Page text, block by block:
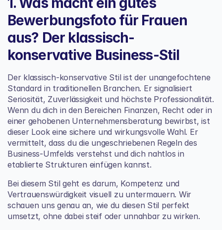
Bewerbungsfoto für Frauen
aus? Der klassisch-
konservative Business-Stil
Der klassisch-konservative Stil ist der unangefochtene
Standard in traditionellen Branchen. Er signalisiert
Seriosität, Zuverlässigkeit und höchste Professionalität.
Wenn du dich in den Bereichen Finanzen, Recht oder in
einer gehobenen Unternehmensberatung bewirbst, ist
dieser Look eine sichere und wirkungsvolle Wahl. Er
vermittelt, dass du die ungeschriebenen Regeln des
Business-Umfelds verstehst und dich nahtlos in
etablierte Strukturen einfügen kannst.
Bei diesem Stil geht es darum, Kompetenz und
Vertrauenswürdigkeit visuell zu untermauern. Wir
schauen uns genau an, wie du diesen Stil perfekt
umsetzt, ohne dabei steif oder unnahbar zu wirken.